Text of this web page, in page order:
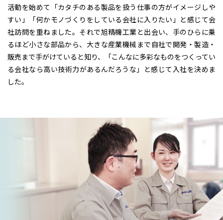
活動を始めて「カタチのある製品を扱う仕事の方がイメージしや
すい」「何かモノづくりをしている会社に入りたい」と感じて会
社訪問を重ねました。それで旭精機工業と出会い、手のひらに乗
るほど小さな部品から、大きな産業機械まで自社で開発・製造・
販売まで手がけていると知り、「こんなに多彩なものをつくってい
る会社なら高い技術力があるんだろうな」と感じて入社を決めま
した。